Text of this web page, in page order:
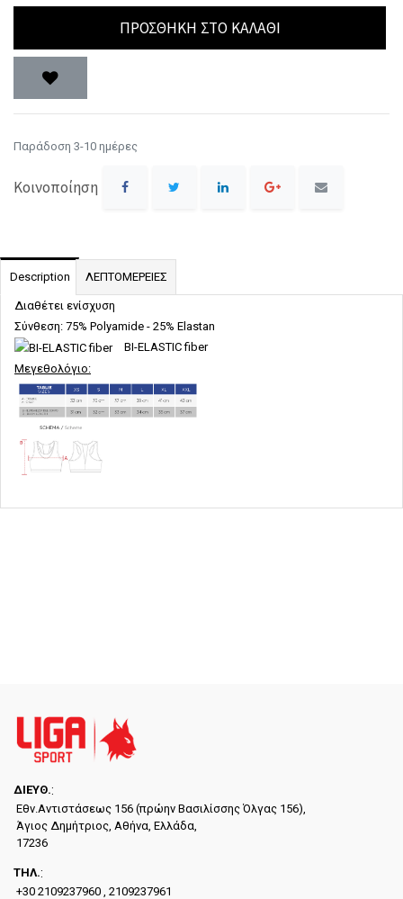
ΠΡΟΣΘΉΚΗ ΣΤΟ ΚΑΛΆΘΙ
Παράδοση 3-10 ημέρες
Κοινοποίηση
Description ΛΕΠΤΟΜΕΡΕΙΕΣ
Διαθέτει ενίσχυση
Σύνθεση: 75% Polyamide - 25% Elastan
BI-ELASTIC fiber
Μεγεθολόγιο:
ΔΙΕYΘ.:
Εθν.Αντιστάσεως 156 (πρώην Βασιλίσσης Όλγας 156),
Άγιος Δημήτριος, Αθήνα, Ελλάδα,
17236
ΤΗΛ.:
+30 2109237960 , 2109237961